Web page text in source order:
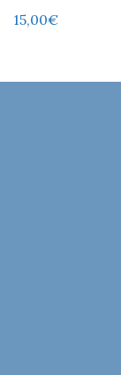
15,00€